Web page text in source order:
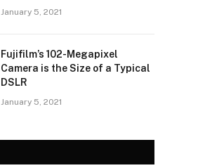
January 5, 2021
Fujifilm’s 102-Megapixel
Camera is the Size of a Typical
DSLR
January 5, 2021